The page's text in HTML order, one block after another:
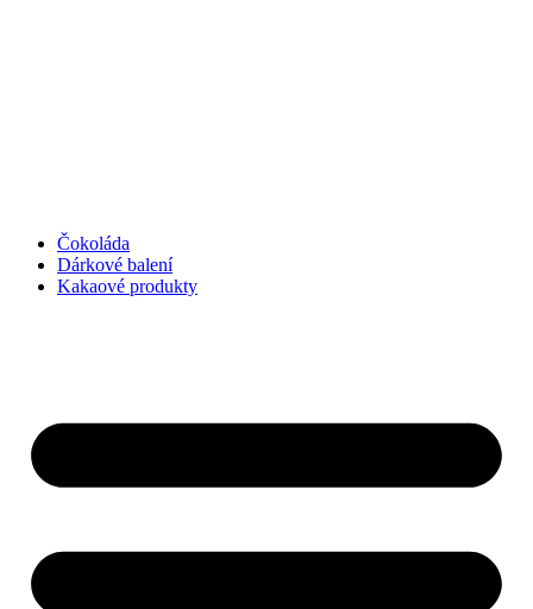
Čokoláda
Dárkové balení
Kakaové produkty